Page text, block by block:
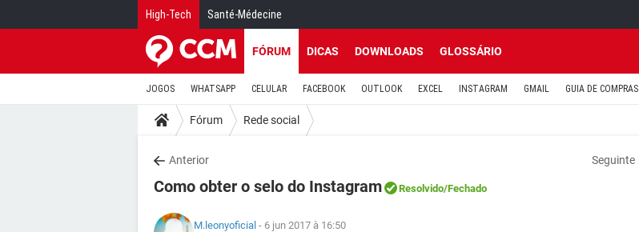
High-Tech Santé-Médecine
FÓRUM DICAS DOWNLOADS GLOSSÁRIO
JOGOS WHATSAPP CELULAR FACEBOOK OUTLOOK EXCEL INSTAGRAM GMAIL GUIA DE COMPRAS
Fórum Rede social
Anterior Seguinte
Como obter o selo do Instagram Resolvido/Fechado
M.leonyoficial - 6 jun 2017 à 16:50